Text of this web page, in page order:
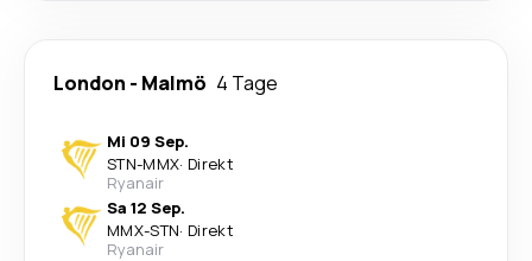
London - Malmö 4 Tage
Mi 09 Sep.
STN-MMX· Direkt
Ryanair
Sa 12 Sep.
MMX-STN· Direkt
Ryanair